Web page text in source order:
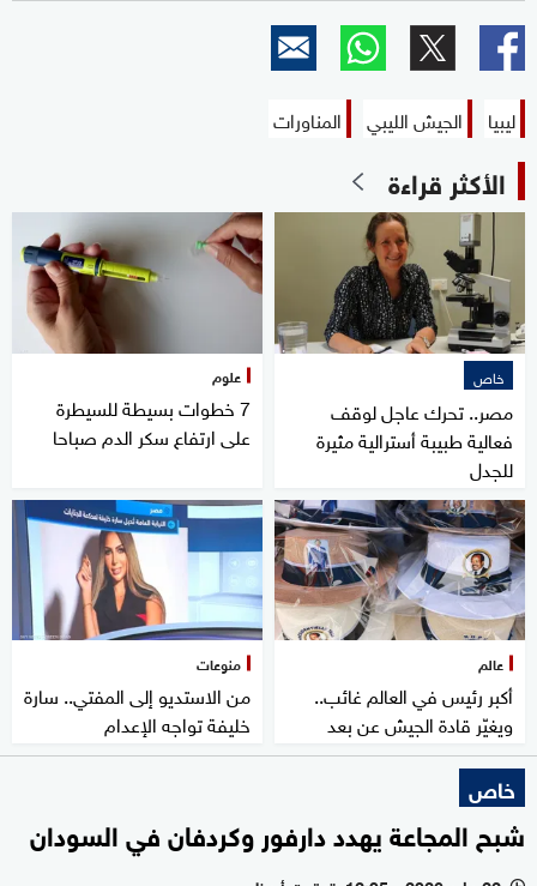
ليبيا الجيش الليبي المناورات
الأكثر قراءة
خاص
مصر.. تحرك عاجل لوقف
فعالية طبيبة أسترالية مثيرة
للجدل
علوم
7 خطوات بسيطة للسيطرة
على ارتفاع سكر الدم صباحا
عالم
أكبر رئيس في العالم غائب..
ويغيّر قادة الجيش عن بعد
منوعات
من الاستديو إلى المفتي.. سارة
خليفة تواجه الإعدام
خاص
شبح المجاعة يهدد دارفور وكردفان في السودان